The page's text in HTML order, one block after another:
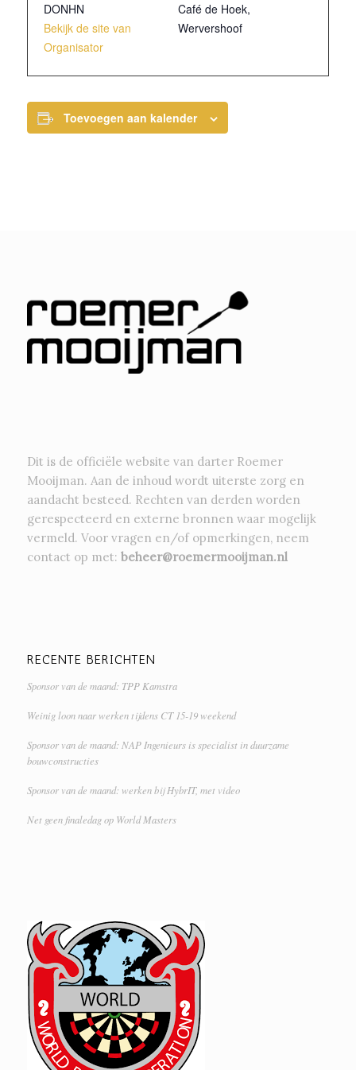
Café de Hoek,
Wervershoof
DONHN
Bekijk de site van
Organisator
Toevoegen aan kalender
Dit is de officiële website van darter Roemer
Mooijman. Aan de inhoud wordt uiterste zorg en
aandacht besteed. Rechten van derden worden
gerespecteerd en externe bronnen waar mogelijk
vermeld. Voor vragen en/of opmerkingen, neem
contact op met: beheer@roemermooijman.nl
RECENTE BERICHTEN
Sponsor van de maand: TPP Kamstra
Weinig loon naar werken tijdens CT 15-19 weekend
Sponsor van de maand: NAP Ingenieurs is specialist in duurzame
bouwconstructies
Sponsor van de maand: werken bij HybrIT, met video
Net geen finaledag op World Masters